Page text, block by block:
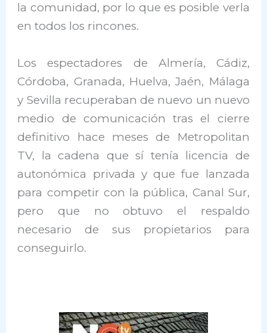
la comunidad, por lo que es posible verla
en todos los rincones.
Los espectadores de Almería, Cádiz,
Córdoba, Granada, Huelva, Jaén, Málaga
y Sevilla recuperaban de nuevo un nuevo
medio de comunicación tras el cierre
definitivo hace meses de Metropolitan
TV, la cadena que sí tenía licencia de
autonómica privada y que fue lanzada
para competir con la pública, Canal Sur,
pero que no obtuvo el respaldo
necesario de sus propietarios para
conseguirlo.